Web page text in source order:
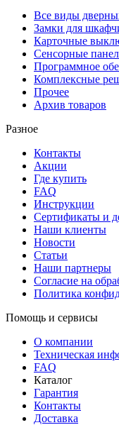
Все виды
Замки для
Карточные
Сенсорные
Программное
Комплексные
Прочее
Архив товаров
Разное
Контакты
Акции
Где купить
FAQ
Инструкции
Сертификаты и
Наши клиенты
Новости
Статьи
Наши партнеры
Согласие на
Политика
Помощь и сервисы
О компании
Техническая
FAQ
Каталог
Гарантия
Контакты
Доставка